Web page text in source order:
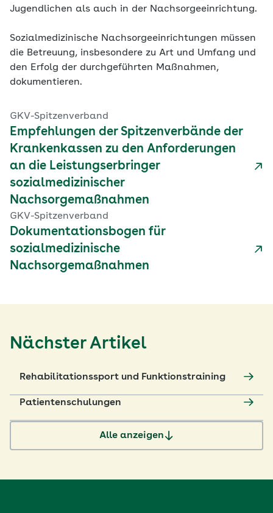
Jugendlichen als auch in der Nachsorgeeinrichtung.
Sozialmedizinische Nachsorgeeinrichtungen müssen
die Betreuung, insbesondere zu Art und Umfang und
den Erfolg der durchgeführten Maßnahmen,
dokumentieren.
GKV-Spitzenverband
Empfehlungen der Spitzenverbände der
Krankenkassen zu den Anforderungen
an die Leistungserbringer
sozialmedizinischer
Nachsorgemaßnahmen
GKV-Spitzenverband
Dokumentationsbogen für
sozialmedizinische
Nachsorgemaßnahmen
Nächster Artikel
Rehabilitationssport und Funktionstraining
Patientenschulungen
Alle anzeigen